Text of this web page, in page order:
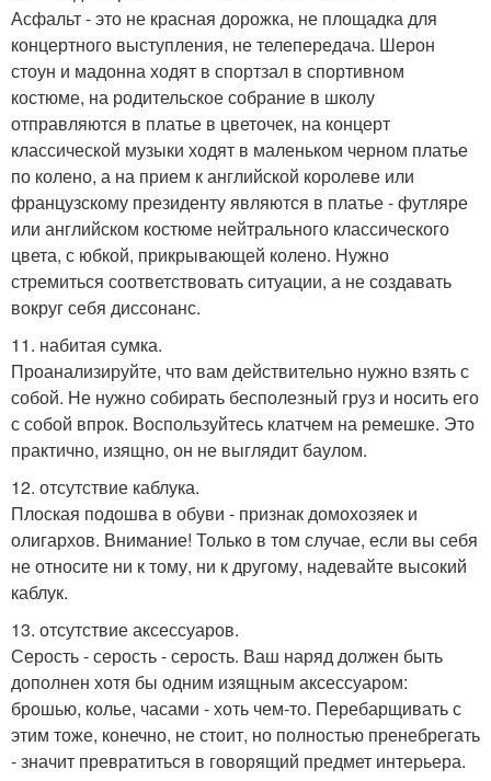
Асфальт - это не красная дорожка, не площадка для
концертного выступления, не телепередача. Шерон
стоун и мадонна ходят в спортзал в спортивном
костюме, на родительское собрание в школу
отправляются в платье в цветочек, на концерт
классической музыки ходят в маленьком черном платье
по колено, а на прием к английской королеве или
французскому президенту являются в платье - футляре
или английском костюме нейтрального классического
цвета, с юбкой, прикрывающей колено. Нужно
стремиться соответствовать ситуации, а не создавать
вокруг себя диссонанс.
11. набитая сумка.
Проанализируйте, что вам действительно нужно взять с
собой. Не нужно собирать бесполезный груз и носить его
с собой впрок. Воспользуйтесь клатчем на ремешке. Это
практично, изящно, он не выглядит баулом.
12. отсутствие каблука.
Плоская подошва в обуви - признак домохозяек и
олигархов. Внимание! Только в том случае, если вы себя
не относите ни к тому, ни к другому, надевайте высокий
каблук.
13. отсутствие аксессуаров.
Серость - серость - серость. Ваш наряд должен быть
дополнен хотя бы одним изящным аксессуаром:
брошью, колье, часами - хоть чем-то. Перебарщивать с
этим тоже, конечно, не стоит, но полностью пренебрегать
- значит превратиться в говорящий предмет интерьера.